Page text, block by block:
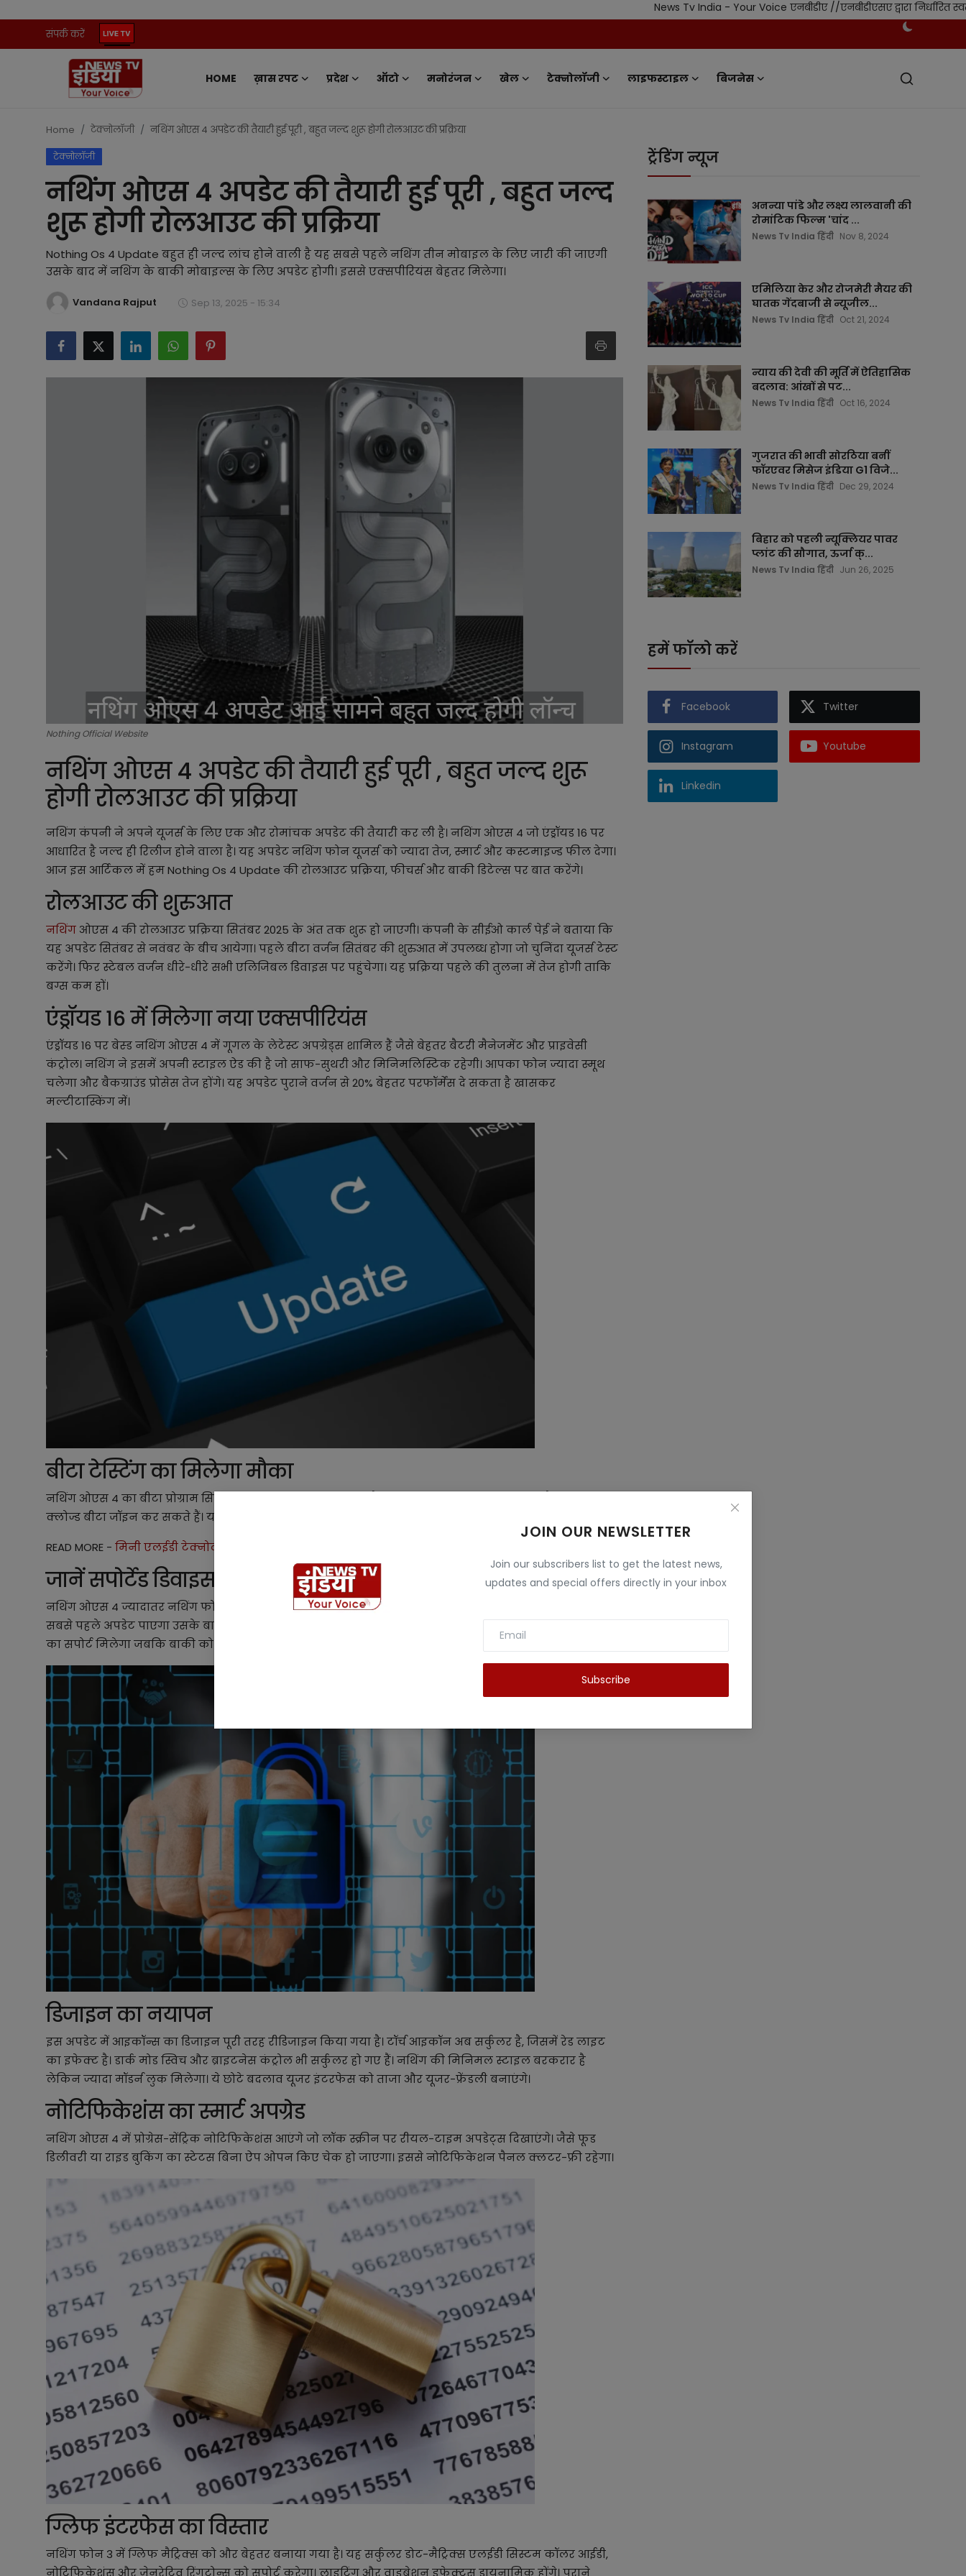
News Tv India - Your Voice एनबीडीए //एनबीडीएसए द्वारा निर्धारित स्वतंत्र
संपर्क करें
HOME ख़ास रपट प्रदेश ऑटो मनोरंजन खेल टेक्नोलॉजी लाइफस्टाइल बिजनेस
संपर्क करें
ख़ास रपट
मनोरंजन
टेक्नोलॉजी
लाइफस्टाइल
JOIN OUR NEWSLETTER
Join our subscribers list to get the latest news,
updates and special offers directly in your inbox
Subscribe
Home टेक्नोलॉजी नथिंग ओएस 4 अपडेट की तैयारी हुई पूरी , बहुत जल्द शुरू होगी रोलआउट की प्रक्रिया
टेक्नोलॉजी
नथिंग ओएस 4 अपडेट की तैयारी हुई पूरी , बहुत जल्द
शुरू होगी रोलआउट की प्रक्रिया
Nothing Os 4 Update बहुत ही जल्द लांच होने वाली है यह सबसे पहले नथिंग तीन मोबाइल के लिए जारी की जाएगी
उसके बाद में नथिंग के बाकी मोबाइल्स के लिए अपडेट होगी। इससे एक्सपीरियंस बेहतर मिलेगा।
Vandana Rajput Sep 13, 2025 - 15:34
Nothing Official Website
नथिंग ओएस 4 अपडेट की तैयारी हुई पूरी , बहुत जल्द शुरू
होगी रोलआउट की प्रक्रिया
नथिंग कंपनी ने अपने यूजर्स के लिए एक और रोमांचक अपडेट की तैयारी कर ली है। नथिंग ओएस 4 जो एंड्रॉयड 16 पर
आधारित है जल्द ही रिलीज होने वाला है। यह अपडेट नथिंग फोन यूजर्स को ज्यादा तेज, स्मार्ट और कस्टमाइज्ड फील देगा।
आज इस आर्टिकल में हम Nothing Os 4 Update की रोलआउट प्रक्रिया, फीचर्स और बाकी डिटेल्स पर बात करेंगे।
रोलआउट की शुरुआत
नथिंग ओएस 4 की रोलआउट प्रक्रिया सितंबर 2025 के अंत तक शुरू हो जाएगी। कंपनी के सीईओ कार्ल पेई ने बताया कि
यह अपडेट सितंबर से नवंबर के बीच आयेगा। पहले बीटा वर्जन सितंबर की शुरुआत में उपलब्ध होगा जो चुनिंदा यूजर्स टेस्ट
करेंगे। फिर स्टेबल वर्जन धीरे-धीरे सभी एलिजिबल डिवाइस पर पहुंचेगा। यह प्रक्रिया पहले की तुलना में तेज होगी ताकि
बग्स कम हों।
एंड्रॉयड 16 में मिलेगा नया एक्सपीरियंस
एंड्रॉयड 16 पर बेस्ड नथिंग ओएस 4 में गूगल के लेटेस्ट अपग्रेड्स शामिल हैं जैसे बेहतर बैटरी मैनेजमेंट और प्राइवेसी
कंट्रोल। नथिंग ने इसमें अपनी स्टाइल ऐड की है जो साफ-सुथरी और मिनिमलिस्टिक रहेगी। आपका फोन ज्यादा स्मूथ
चलेगा और बैकग्राउंड प्रोसेस तेज होंगे। यह अपडेट पुराने वर्जन से 20% बेहतर परफॉर्मेंस दे सकता है खासकर
मल्टीटास्किंग में।
बीटा टेस्टिंग का मिलेगा मौका
नथिंग ओएस 4 का बीटा प्रोग्राम सितंबर की शुरुआत में शुरू हो चुका है। अगर आप नथिंग फोन 3 के यूजर हैं तो आप
क्लोज्ड बीटा जॉइन कर सकते हैं। यहां यूजर्स फीडबैक देकर बग्स रिपोर्ट करेंगे जिससे स्टेबल रिलीज परफेक्ट बनेगी।
READ MORE - मिनी एलईडी टेक्नोलॉजी के साथ धूम मचाने आया टीसीएल 65QM9K मिलेंगे कई स्मार्ट फीचर्स
जानें सपोर्टेड डिवाइस
नथिंग ओएस 4 ज्यादातर नथिंग फोन्स को मिलेगा लेकिन ओरिजिनल नथिंग फोन 1 को छोड़ दिया गया है। नथिंग फोन 3
सबसे पहले अपडेट पाएगा उसके बाद फोन 2, फोन 2ए और फोन 2ए प्लस। नया फोन 3 को पांच साल के ओएस अपडेट्स
का सपोर्ट मिलेगा जबकि बाकी को तीन साल का मिलेगा।
डिजाइन का नयापन
इस अपडेट में आइकॉन्स का डिजाइन पूरी तरह रीडिजाइन किया गया है। टॉर्च आइकॉन अब सर्कुलर है, जिसमें रेड लाइट
का इफेक्ट है। डार्क मोड स्विच और ब्राइटनेस कंट्रोल भी सर्कुलर हो गए हैं। नथिंग की मिनिमल स्टाइल बरकरार है
लेकिन ज्यादा मॉडर्न लुक मिलेगा। ये छोटे बदलाव यूजर इंटरफेस को ताजा और यूजर-फ्रेंडली बनाएंगे।
नोटिफिकेशंस का स्मार्ट अपग्रेड
नथिंग ओएस 4 में प्रोग्रेस-सेंट्रिक नोटिफिकेशंस आएंगे जो लॉक स्क्रीन पर रीयल-टाइम अपडेट्स दिखाएंगे। जैसे फूड
डिलीवरी या राइड बुकिंग का स्टेटस बिना ऐप ओपन किए चेक हो जाएगा। इससे नोटिफिकेशन पैनल क्लटर-फ्री रहेगा।
ग्लिफ इंटरफेस का विस्तार
नथिंग फोन 3 में ग्लिफ मैट्रिक्स को और बेहतर बनाया गया है। यह सर्कुलर डोट-मैट्रिक्स एलईडी सिस्टम कॉलर आईडी,
नोटिफिकेशंस और जेनरेटिव रिंगटोन्स को सपोर्ट करेगा। लाइटिंग और वाइब्रेशन इफेक्ट्स डायनामिक होंगे। पुराने
ट्रेंडिंग न्यूज
अनन्या पांडे और लक्ष्य लालवानी की
रोमांटिक फिल्म 'चांद ...
News Tv India हिंदी Nov 8, 2024
एमिलिया केर और रोजमेरी मैयर की
घातक गेंदबाजी से न्यूजील...
News Tv India हिंदी Oct 21, 2024
न्याय की देवी की मूर्ति में ऐतिहासिक
बदलाव: आंखों से पट...
News Tv India हिंदी Oct 16, 2024
गुजरात की भावी सोरठिया बनीं
फॉरएवर मिसेज इंडिया G1 विजे...
News Tv India हिंदी Dec 29, 2024
बिहार को पहली न्यूक्लियर पावर
प्लांट की सौगात, ऊर्जा क्...
News Tv India हिंदी Jun 26, 2025
हमें फॉलो करें
Facebook Twitter
Instagram Youtube
Linkedin